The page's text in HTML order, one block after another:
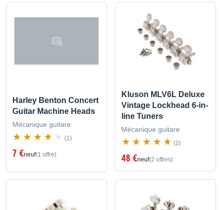
Harley Benton Concert
Guitar Machine Heads
Mécanique guitare
(1)
7 €neuf(1 offre)
Kluson MLV6L Deluxe
Vintage Lockhead 6-in-
line Tuners
Mécanique guitare
(2)
48 €neuf(2 offres)